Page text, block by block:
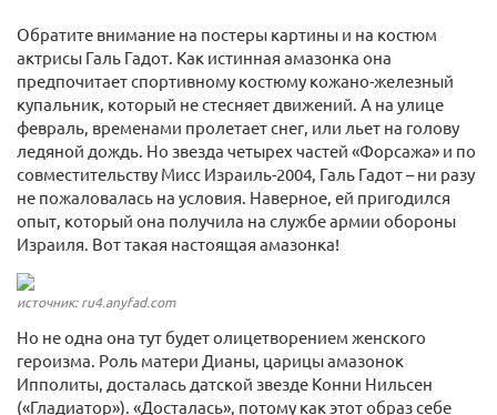
Обратите внимание на постеры картины и на костюм
актрисы Галь Гадот. Как истинная амазонка она
предпочитает спортивному костюму кожано-железный
купальник, который не стесняет движений. А на улице
февраль, временами пролетает снег, или льет на голову
ледяной дождь. Но звезда четырех частей «Форсажа» и по
совместительству Мисс Израиль-2004, Галь Гадот – ни разу
не пожаловалась на условия. Наверное, ей пригодился
опыт, который она получила на службе армии обороны
Израиля. Вот такая настоящая амазонка!
источник: ru4.anyfad.com
Но не одна она тут будет олицетворением женского
героизма. Роль матери Дианы, царицы амазонок
Ипполиты, досталась датской звезде Конни Нильсен
(«Гладиатор»). «Досталась», потому как этот образ себе